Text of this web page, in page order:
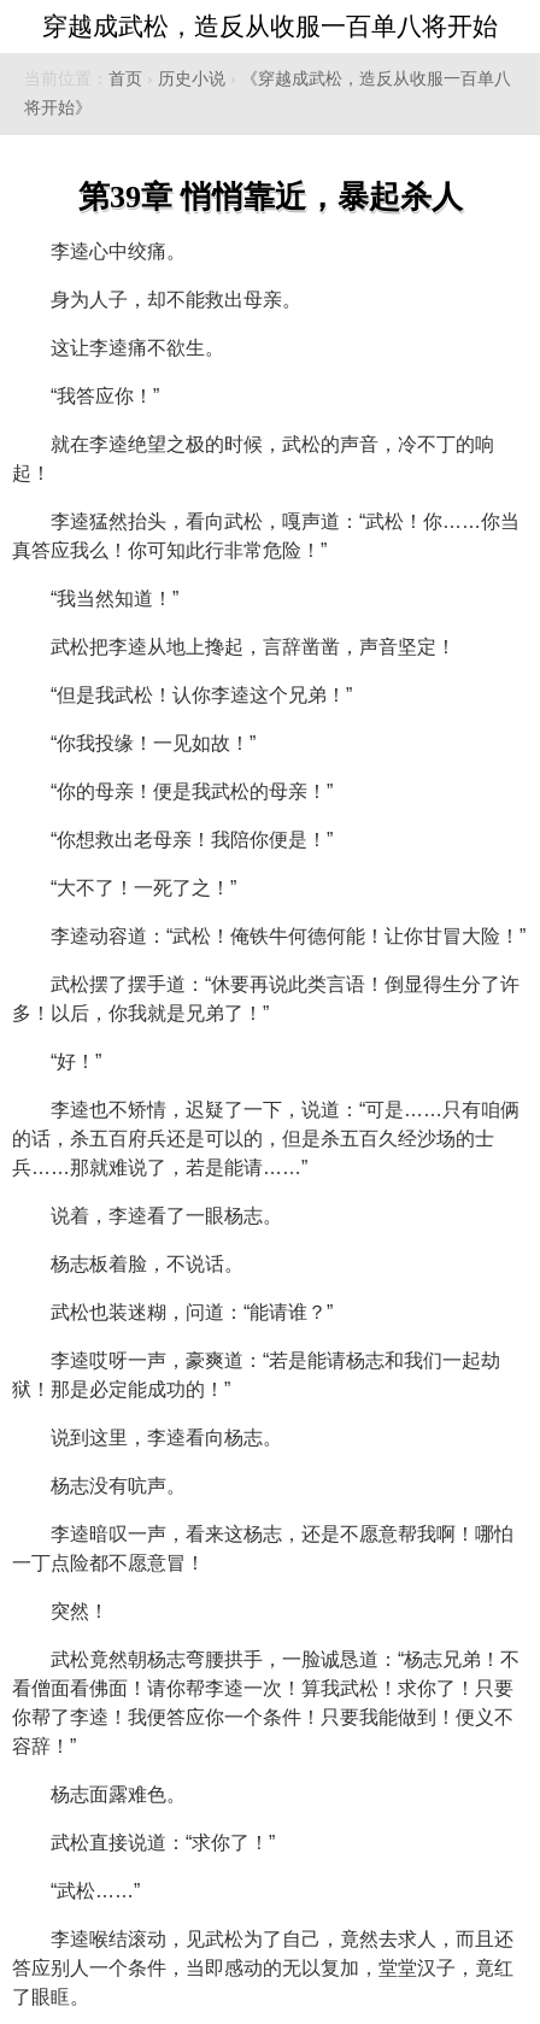
穿越成武松，造反从收服一百单八将开始
当前位置： 首页 › 历史小说 ›
《穿越成武松，造反从收服一百单八
将开始》
第39章 悄悄靠近，暴起杀人
李逵心中绞痛。
身为人子，却不能救出母亲。
这让李逵痛不欲生。
“我答应你！”
就在李逵绝望之极的时候，武松的声音，冷不丁的响
起！
李逵猛然抬头，看向武松，嘎声道：“武松！你……你当
真答应我么！你可知此行非常危险！”
“我当然知道！”
武松把李逵从地上搀起，言辞凿凿，声音坚定！
“但是我武松！认你李逵这个兄弟！”
“你我投缘！一见如故！”
“你的母亲！便是我武松的母亲！”
“你想救出老母亲！我陪你便是！”
“大不了！一死了之！”
李逵动容道：“武松！俺铁牛何德何能！让你甘冒大险！”
武松摆了摆手道：“休要再说此类言语！倒显得生分了许
多！以后，你我就是兄弟了！”
“好！”
李逵也不矫情，迟疑了一下，说道：“可是……只有咱俩
的话，杀五百府兵还是可以的，但是杀五百久经沙场的士
兵……那就难说了，若是能请……”
说着，李逵看了一眼杨志。
杨志板着脸，不说话。
武松也装迷糊，问道：“能请谁？”
李逵哎呀一声，豪爽道：“若是能请杨志和我们一起劫
狱！那是必定能成功的！”
说到这里，李逵看向杨志。
杨志没有吭声。
李逵暗叹一声，看来这杨志，还是不愿意帮我啊！哪怕
一丁点险都不愿意冒！
突然！
武松竟然朝杨志弯腰拱手，一脸诚恳道：“杨志兄弟！不
看僧面看佛面！请你帮李逵一次！算我武松！求你了！只要
你帮了李逵！我便答应你一个条件！只要我能做到！便义不
容辞！”
杨志面露难色。
武松直接说道：“求你了！”
“武松……”
李逵喉结滚动，见武松为了自己，竟然去求人，而且还
答应别人一个条件，当即感动的无以复加，堂堂汉子，竟红
了眼眶。